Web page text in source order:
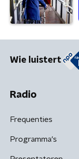
Wie luistert
Radio
Frequenties
Programma's